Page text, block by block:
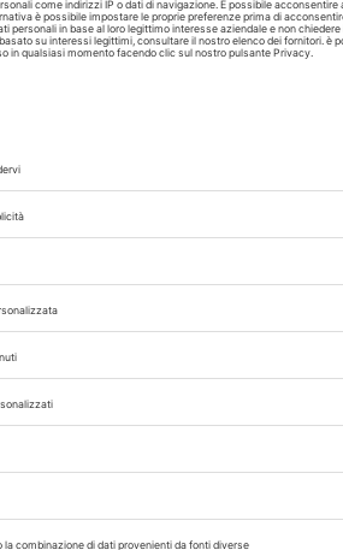
canali
alla nostra newsletter!
oftalmologiche,